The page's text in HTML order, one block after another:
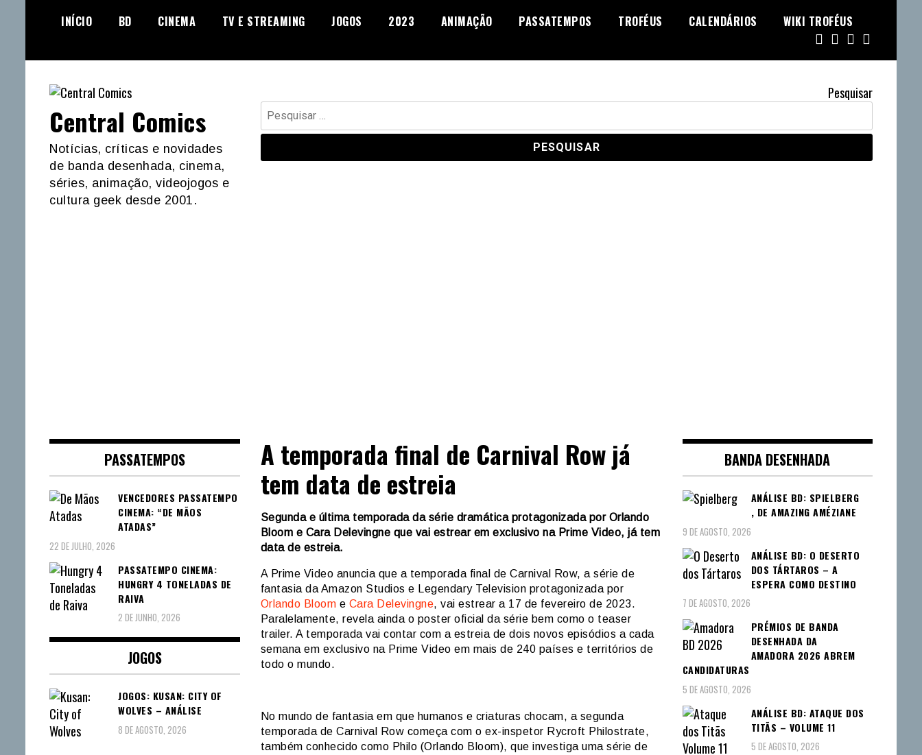
INÍCIO BD CINEMA TV E STREAMING JOGOS 2023 ANIMAÇÃO PASSATEMPOS TROFÉUS CALENDÁRIOS WIKI TROFÉUS
Pesquisar
Pesquisar
por:
Central Comics
Notícias, críticas e novidades
de banda desenhada, cinema,
séries, animação, videojogos e
cultura geek desde 2001.
A temporada final de Carnival Row já
tem data de estreia
Segunda e última temporada da série dramática protagonizada por Orlando
Bloom e Cara Delevingne que vai estrear em exclusivo na Prime Video, já tem
data de estreia.
A Prime Video anuncia que a temporada final de Carnival Row, a série de
fantasia da Amazon Studios e Legendary Television protagonizada por
Orlando Bloom e Cara Delevingne, vai estrear a 17 de fevereiro de 2023.
Paralelamente, revela ainda o poster oficial da série bem como o teaser
trailer. A temporada vai contar com a estreia de dois novos episódios a cada
semana em exclusivo na Prime Video em mais de 240 países e territórios de
todo o mundo.
No mundo de fantasia em que humanos e criaturas chocam, a segunda
temporada de Carnival Row começa com o ex-inspetor Rycroft Philostrate,
também conhecido como Philo (Orlando Bloom), que investiga uma série de
PASSATEMPOS
VENCEDORES PASSATEMPO
CINEMA: “DE MÃOS
ATADAS”
22 DE JULHO, 2026
PASSATEMPO CINEMA:
HUNGRY 4 TONELADAS DE
RAIVA
2 DE JUNHO, 2026
JOGOS
JOGOS: KUSAN: CITY OF
WOLVES – ANÁLISE
8 DE AGOSTO, 2026
BANDA DESENHADA
ANÁLISE BD: SPIELBERG
, DE AMAZING AMÉZIANE
9 DE AGOSTO, 2026
ANÁLISE BD: O DESERTO
DOS TÁRTAROS – A
ESPERA COMO DESTINO
7 DE AGOSTO, 2026
PRÉMIOS DE BANDA
DESENHADA DA
AMADORA 2026 ABREM
CANDIDATURAS
5 DE AGOSTO, 2026
ANÁLISE BD: ATAQUE DOS
TITÃS – VOLUME 11
5 DE AGOSTO, 2026